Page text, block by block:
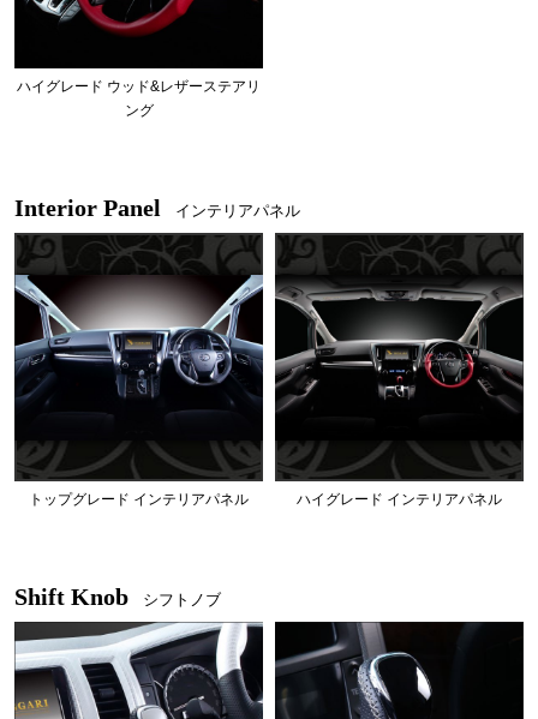
ハイグレード ウッド&レザーステアリ
ング
Interior Panel インテリアパネル
トップグレード インテリアパネル ハイグレード インテリアパネル
Shift Knob シフトノブ